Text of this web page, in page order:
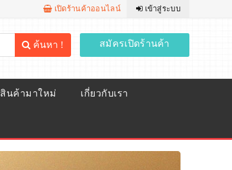
เปิดร้านค้าออนไลน์ เข้าสู่ระบบ
ค้นหา ! สมัครเปิดร้านค้า
สินค้ามาใหม่ เกี่ยวกับเรา